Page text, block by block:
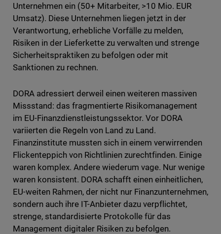
Unternehmen ein (50+ Mitarbeiter, >10 Mio. EUR
Umsatz). Diese Unternehmen liegen jetzt in der
Verantwortung, erhebliche Vorfälle zu melden,
Risiken in der Lieferkette zu verwalten und strenge
Sicherheitspraktiken zu befolgen oder mit
Sanktionen zu rechnen.
DORA adressiert derweil einen weiteren massiven
Missstand: das fragmentierte Risikomanagement
im EU-Finanzdienstleistungssektor. Vor DORA
variierten die Regeln von Land zu Land.
Finanzinstitute mussten sich in einem verwirrenden
Flickenteppich von Richtlinien zurechtfinden. Einige
waren komplex. Andere wiederum vage. Nur wenige
waren konsistent. DORA schafft einen einheitlichen,
EU-weiten Rahmen, der nicht nur Finanzunternehmen,
sondern auch ihre IT-Anbieter dazu verpflichtet,
strenge, standardisierte Protokolle für das
Management digitaler Risiken zu befolgen.